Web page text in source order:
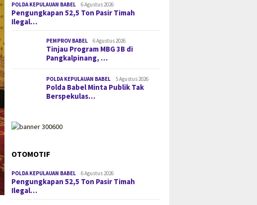
POLDA KEPULAUAN BABEL 6 Agustus 2026
Pengungkapan 52,5 Ton Pasir Timah
Ilegal…
PEMPROV BABEL 6 Agustus 2026
Tinjau Program MBG 3B di
Pangkalpinang, …
POLDA KEPULAUAN BABEL 5 Agustus 2026
Polda Babel Minta Publik Tak
Berspekulas…
OTOMOTIF
POLDA KEPULAUAN BABEL 6 Agustus 2026
Pengungkapan 52,5 Ton Pasir Timah
Ilegal…